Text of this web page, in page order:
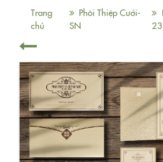
Trang
chủ
Phôi Thiệp Cưới-
SN
23